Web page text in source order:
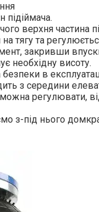
підіймача.
верхня частина
тягу та
закривши
необхідну висоту.
в
з середини
регулювати,
з-під нього